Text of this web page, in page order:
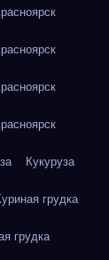
Кукуруза
грудка
грудка